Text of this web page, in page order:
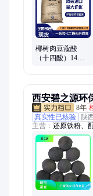
酸、油酸甲酯、棕
椰树肉豆蔻酸
（十四酸）14碳
西安碧之源环
8年
真实性已核验
陕
主营： 还原铁粉、
板、磁粉、柔性防
砂滤料、无烟煤滤
电解填料、锰砂滤
器、旋转补偿器、
氯化铝PAC、水处理